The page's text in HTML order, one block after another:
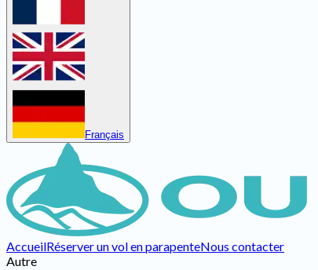
Français
AccueilRéserver un vol en parapenteNous contacter
Autre